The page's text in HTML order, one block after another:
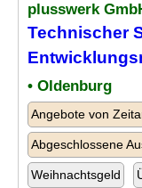
plusswerk
Technischer
• Oldenburg
Angebote von
Abgeschlossene
Weihnachtsgeld